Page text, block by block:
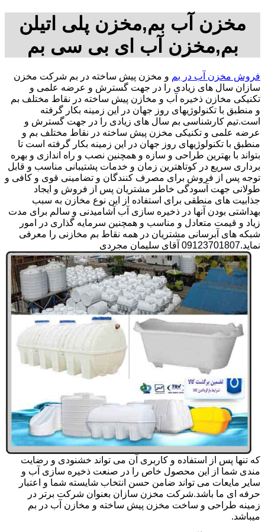
مخزن آب بم,مخزن پلی اتیلن
بم,مخزن آب ای بی سی بم
فروش مخزن آب در بم و مخزن پیش ساخته در بم شرکت مخزن
سازان سال های زیادی را در جهت گسترش و عرضه علمی و
تکنیکی مخازن ذخیره آب و مخازن پیش ساخته در نقاط مختلف بم
و منطبق با تکنولوژیهای روز جهان در این زمینه بکار گرفته
است.تیم کارشناسی بم سال های زیادی را در جهت گسترش و
عرضه علمی و تکنیکی مخزن پیش ساخته در نقاط مختلف بم و
منطبق با تکنولوژیهای روز جهان در این زمینه بکار گرفته است تا
بتواند با بهترین طراحی و سازه و همچنین نصب و راه اندازی و بهره
برداری سریع در کوتاهترین زمان و خدمات پشتیبانی مناسب و قابل
توجه پس از فروش برای مصرف کنندگان و تضامینی قوی و کافی و
طولانی جهت آسودگی خاطر مشتریان پس از فروش و ایجاد
جذابیت های منطقی برای استفاده از این نوع مخازن به سبب
بهداشتی بودن آنها در ذخیره سازی آب آشامیدنی و سالم برای مدت
زیاد و قیمت متعادل و مناسب و همچنین سرمایه گذاری در امور
شبکه های آبرسانی مشتریان در همه نقاط بم مخازنی را معرفی
نماید.09123701807 آقای سلیمان مجردی
که تنها پس از استفاده و کاربری آن می تواند خشنودی و رضایت
مندی شما از این محصول خاص را در صنعت ذخیره سازی آب و
سایر مایعات می تواند ضامن حسن انتخاب شایسته شما و اعتبار
حرفه ای ما باشد.شرکت مخزن سازان بعنوان شرکت برتر در
زمینه طراحی و ساخت مخزن پیش ساخته و مخازن آب در بم
میباشد.